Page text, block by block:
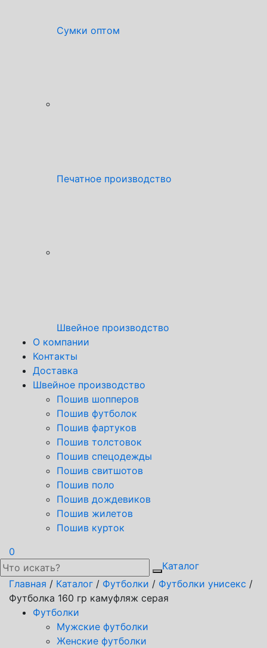
Сумки оптом
Печатное производство
Швейное производство
О компании
Контакты
Доставка
Швейное производство
Пошив шопперов
Пошив футболок
Пошив фартуков
Пошив толстовок
Пошив спецодежды
Пошив свитшотов
Пошив поло
Пошив дождевиков
Пошив жилетов
Пошив курток
0
Каталог
Главная / Каталог / Футболки / Футболки унисекс /
Футболка 160 гр камуфляж серая
Футболки
Мужские футболки
Женские футболки